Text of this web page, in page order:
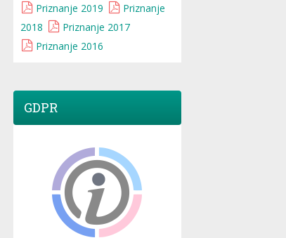
Priznanje 2019
Priznanje
2018
Priznanje 2017
Priznanje 2016
GDPR